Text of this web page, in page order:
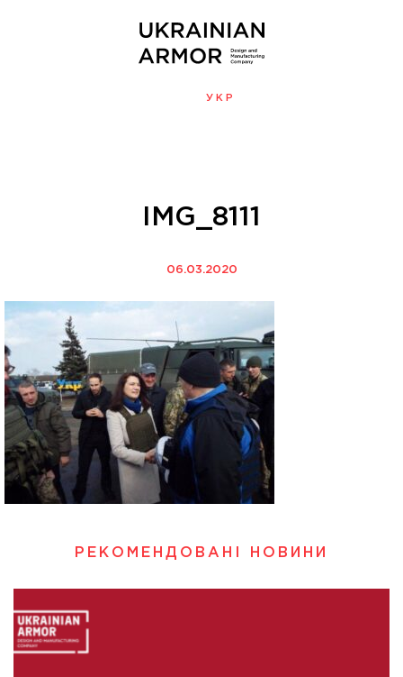
УКР
IMG_8111
06.03.2020
РЕКОМЕНДОВАНІ НОВИНИ